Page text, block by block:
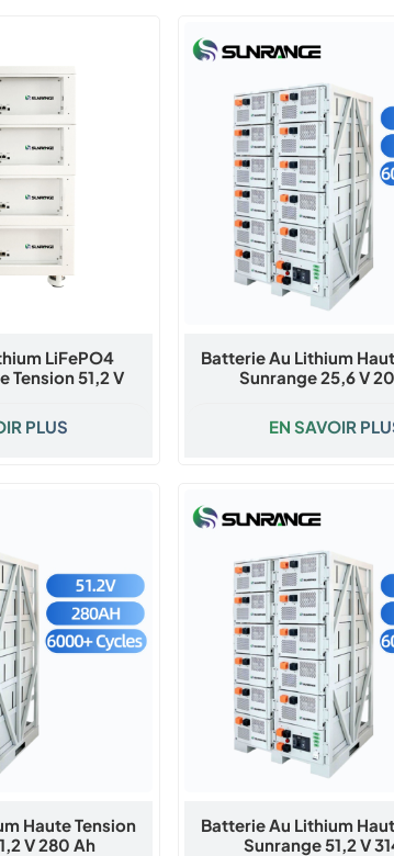
LiFePO4
Tension 51,2 V
PLUS
Batterie Au Lithium
Sunrange 25,6 V
EN SAVOIR
Haute Tension
V 280 Ah
Batterie Au Lithium
Sunrange 51,2 V